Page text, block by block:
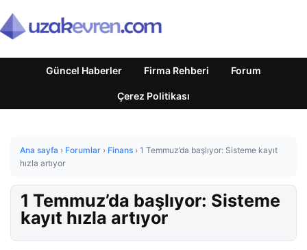
Güncel Haberler Firma Rehberi Forum
Çerez Politikası
Ana sayfa › Forumlar › Finans › 1 Temmuz’da başlıyor: Sisteme kayıt
hızla artıyor
1 Temmuz’da başlıyor: Sisteme
kayıt hızla artıyor